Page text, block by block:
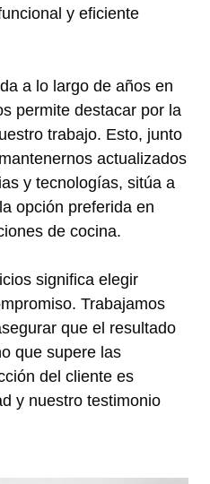
y eficiente
a lo largo de años en
permite destacar por la
trabajo. Esto, junto
actualizados
y tecnologías, sitúa a
opción preferida en
de cocina.
significa elegir
Trabajamos
que el resultado
que supere las
del cliente es
y nuestro testimonio